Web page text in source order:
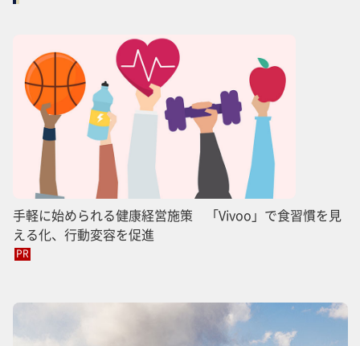
手軽に始められる健康経営施策 「Vivoo」で食習慣を見
える化、行動変容を促進
PR